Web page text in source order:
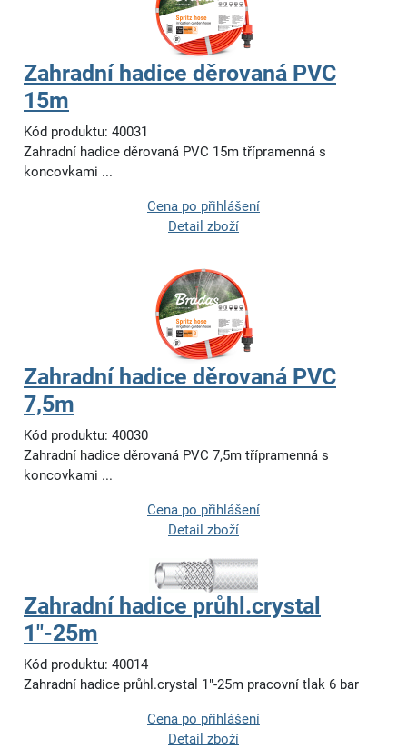
Zahradní hadice děrovaná PVC
15m
Kód produktu: 40031
Zahradní hadice děrovaná PVC 15m třípramenná s
koncovkami ...
Cena po přihlášení
Detail zboží
Zahradní hadice děrovaná PVC
7,5m
Kód produktu: 40030
Zahradní hadice děrovaná PVC 7,5m třípramenná s
koncovkami ...
Cena po přihlášení
Detail zboží
Zahradní hadice průhl.crystal
1"-25m
Kód produktu: 40014
Zahradní hadice průhl.crystal 1"-25m pracovní tlak 6 bar
Cena po přihlášení
Detail zboží